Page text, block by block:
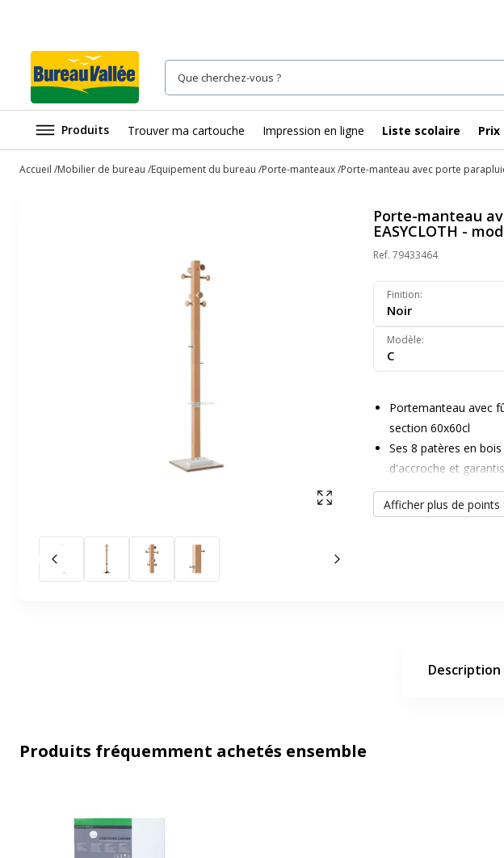
Produits Trouver ma cartouche Impression en ligne Liste scolaire Prix
Accueil Mobilier de bureau Equipement du bureau Porte-manteaux Porte-manteau avec porte
Afficher en plein écran
Slide précédent Slide suivant
Porte-manteau
EASYCLOTH -
Ref. 79433464
Finition:
Noir
Modèle:
C
Portemanteau avec
section 60x60cl
Ses 8 patères en
d'accroche et
2 patères en acier
sac à dos
Afficher plus de points
Description
Produits fréquemment achetés ensemble